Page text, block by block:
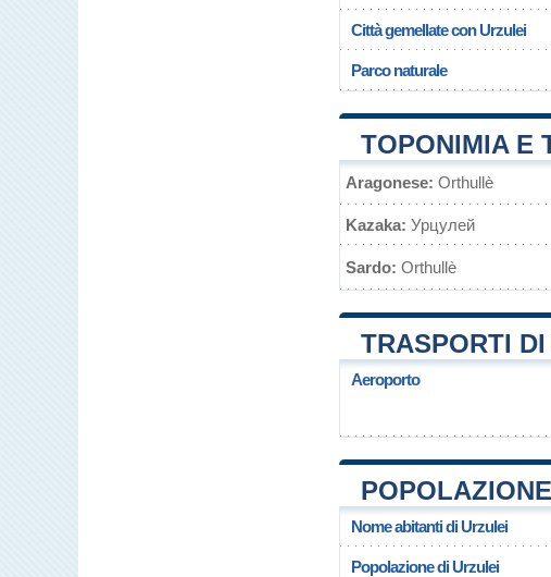
Città gemellate con Urzulei
Parco naturale
TOPONIMIA E
Aragonese: Orthullè
Kazaka: Урцулей
Sardo: Orthullè
TRASPORTI
Aeroporto
Nome abitanti di Urzulei
Popolazione di Urzulei